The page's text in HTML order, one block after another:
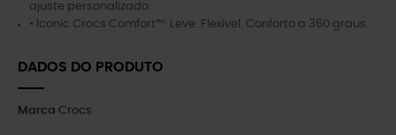
ajuste personalizado.
• Iconic Crocs Comfort™: Leve. Flexível. Conforto a 360 graus.
DADOS DO PRODUTO
Marca Crocs